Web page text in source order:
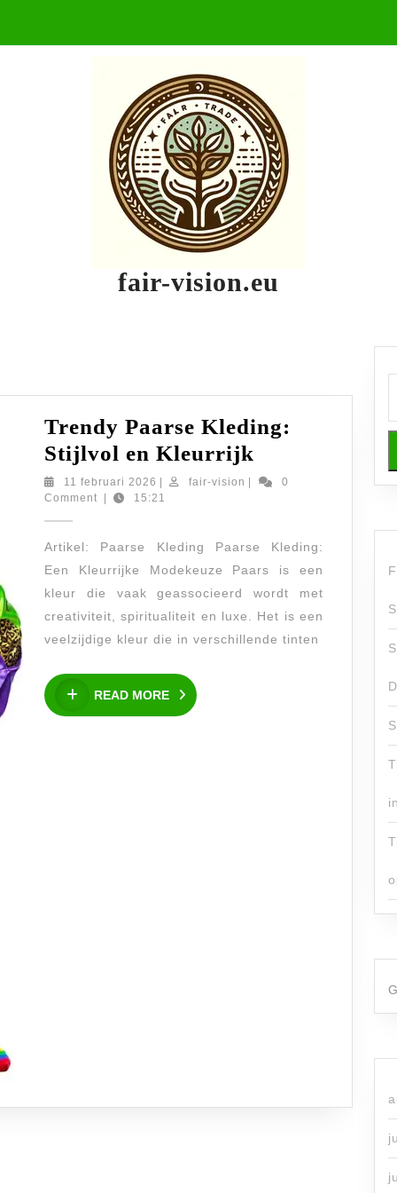
fair-vision.eu
Trendy Paarse Kleding:
Stijlvol en Kleurrijk
Paarse
en
Kleurrijk
11 februari 2026 11
februari
fair-vision fair-
0
Comment
15:21
Artikel: Paarse Kleding Paarse Kleding:
Een Kleurrijke Modekeuze Paars is een
kleur die vaak geassocieerd wordt met
creativiteit, spiritualiteit en luxe. Het is een
veelzijdige kleur die in verschillende tinten
READ MORE
READ
MORE